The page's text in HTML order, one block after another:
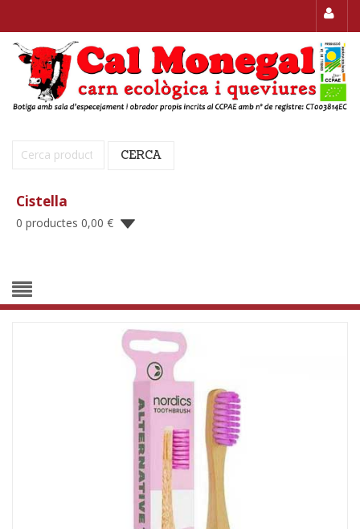
Cerca: CERCA
Cistella
0 productes 0,00 €